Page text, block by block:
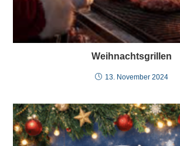
Weihnachtsgrillen
13. November 2024